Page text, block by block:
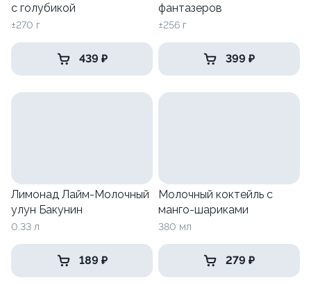
с голубикой
±270 г
439 ₽
фантазеров
±256 г
399 ₽
Лимонад Лайм-Молочный
улун Бакунин
0.33 л
189 ₽
Молочный коктейль с
манго-шариками
380 мл
279 ₽